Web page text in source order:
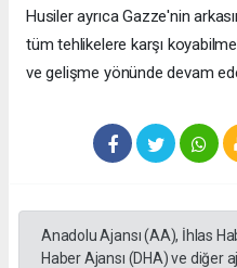
Husiler ayrıca Gazze'nin
tüm tehlikelere karşı
ve gelişme yönünde devam
Anadolu Ajansı (AA), İhlas
Haber Ajansı (DHA) ve diğer